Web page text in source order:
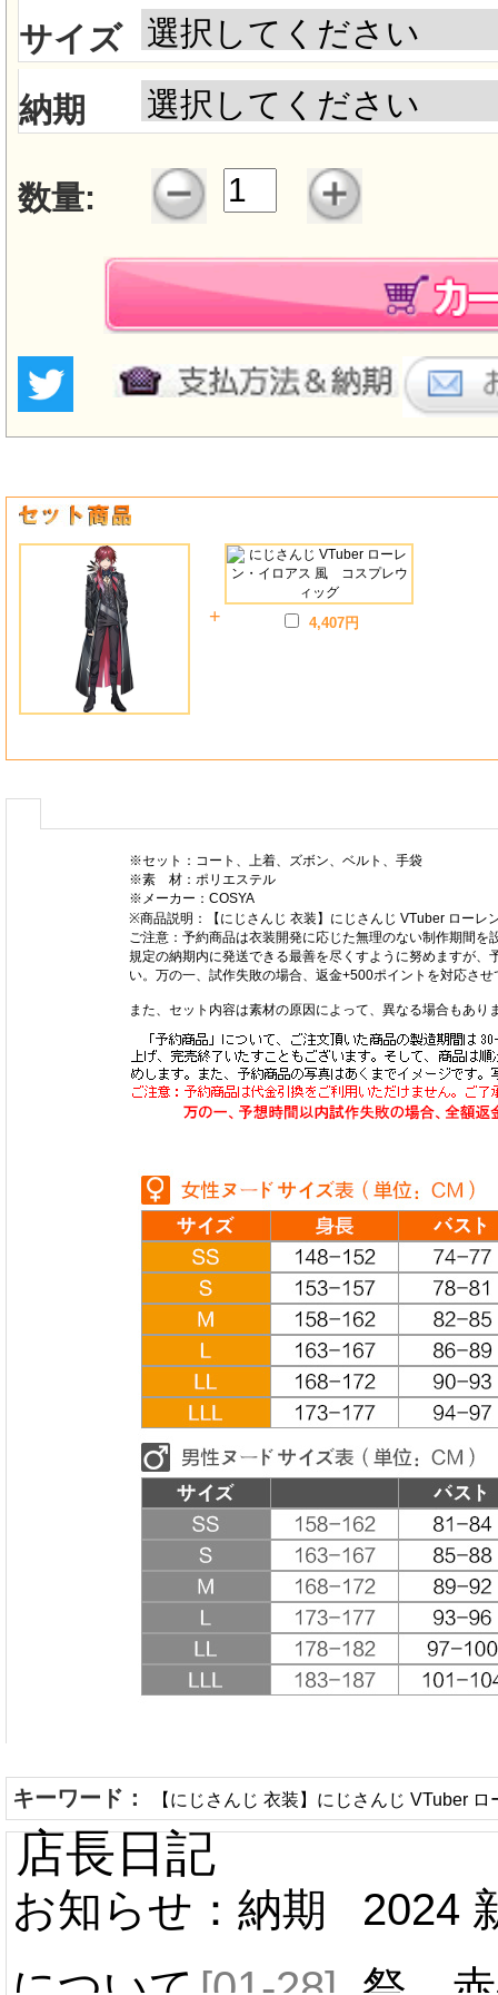
サイズ
納期
数量:
+ 4,407円
※セット：コート、上着、ズボン、ベルト、手袋
※素 材：ポリエステル
※メーカー：COSYA
※商品説明：【にじさんじ 衣装】にじさんじ VTuber ロー
ご注意：予約商品は衣装開発に応じた無理のない制作期間
規定の納期内に発送できる最善を尽くすように努めますが
い。万の一、試作失敗の場合、返金+500ポイントを対応さ
また、セット内容は素材の原因によって、異なる場合もあり
キーワード： 【にじさんじ 衣装】にじさんじ VTuber
店長日記
お知らせ：納期
2024